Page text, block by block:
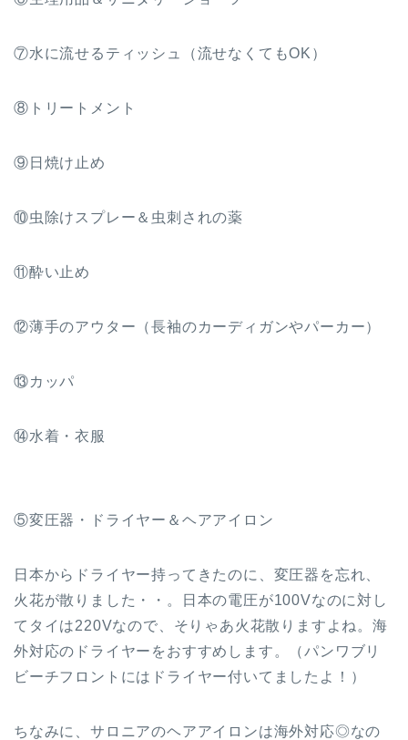
⑦水に流せるティッシュ（流せなくてもOK）
⑧トリートメント
⑨日焼け止め
⑩虫除けスプレー＆虫刺されの薬
⑪酔い止め
⑫薄手のアウター（長袖のカーディガンやパーカー）
⑬カッパ
⑭水着・衣服
⑤変圧器・ドライヤー＆ヘアアイロン
日本からドライヤー持ってきたのに、変圧器を忘れ、
火花が散りました・・。日本の電圧が100Vなのに対し
てタイは220Vなので、そりゃあ火花散りますよね。海
外対応のドライヤーをおすすめします。（パンワブリ
ビーチフロントにはドライヤー付いてましたよ！）
ちなみに、サロニアのヘアアイロンは海外対応◎なの